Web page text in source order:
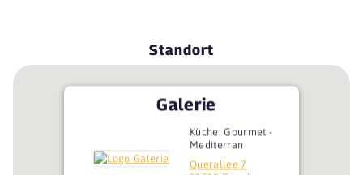
Standort
Galerie
Küche: Gourmet -
Mediterran
Querallee 7